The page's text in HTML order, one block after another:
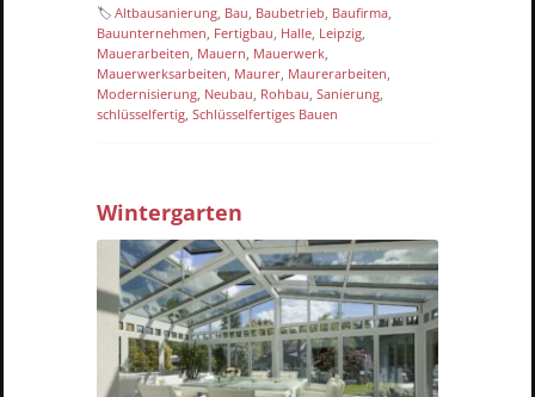
🏷 Altbausanierung Bau Baubetrieb Baufirma
Bauunternehmen Fertigbau Halle Leipzig
Mauerarbeiten Mauern Mauerwerk
Mauerwerksarbeiten Maurer Maurerarbeiten
Modernisierung Neubau Rohbau Sanierung
schlüsselfertig Schlüsselfertiges Bauen
Wintergarten